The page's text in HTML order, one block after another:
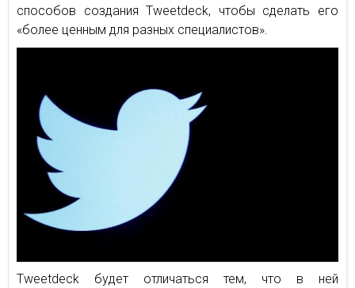
способов создания Tweetdeck, чтобы сделать его
«более ценным для разных специалистов».
Tweetdeck будет отличаться тем, что в ней